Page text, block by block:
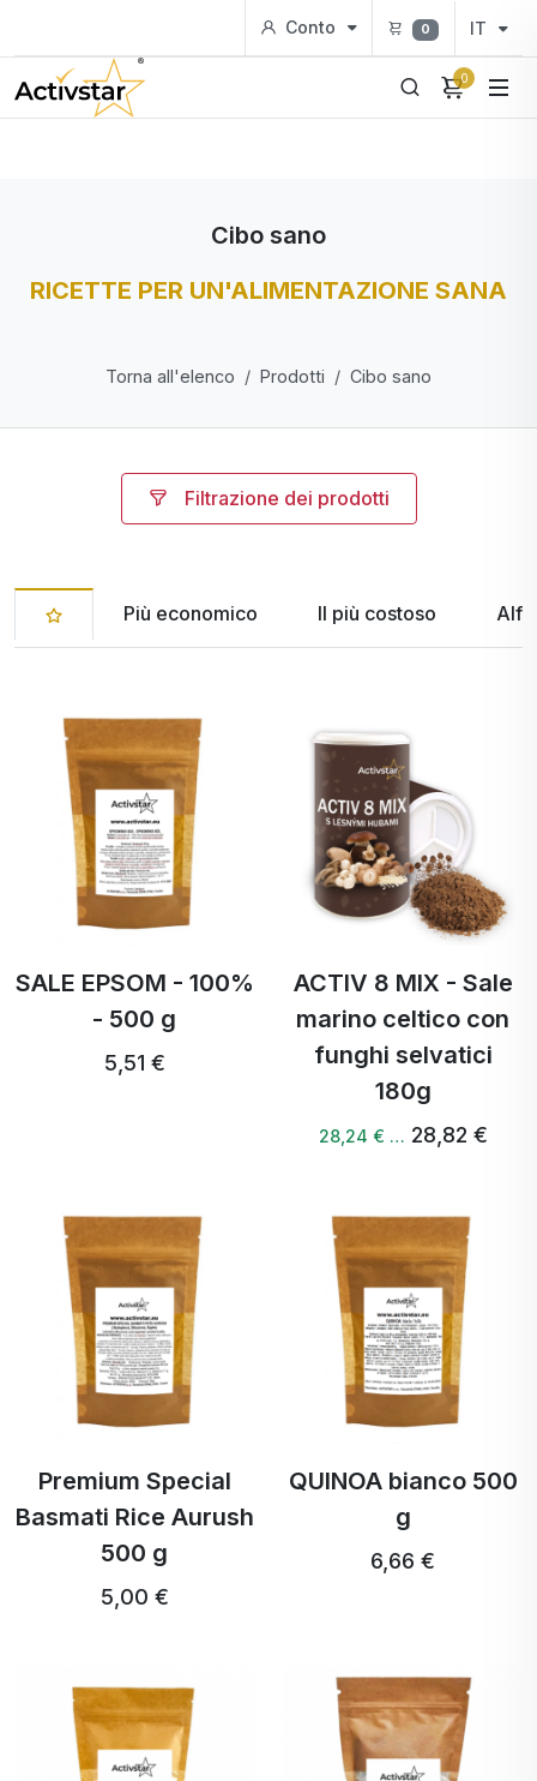
Conto 0 IT
0
Cibo sano
RICETTE PER UN'ALIMENTAZIONE SANA
Torna all'elenco Prodotti Cibo sano
Filtrazione dei prodotti
Più economico Il più costoso
SALE EPSOM - 100%
- 500 g
5,51 €
ACTIV 8 MIX - Sale
marino celtico con
funghi selvatici
180g
28,24 € … 28,82 €
Premium Special
Basmati Rice Aurush
500 g
5,00 €
QUINOA bianco 500
g
6,66 €